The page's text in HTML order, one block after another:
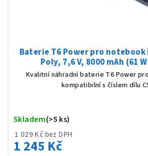
Baterie T6 Power pro notebook
Poly, 7,6 V, 8000 mAh (61
Kvalitní náhradní baterie T6 Power
kompatibilní s číslem dílu
1 029 Kč bez DPH
1 245 Kč
Skladem(>5 ks)